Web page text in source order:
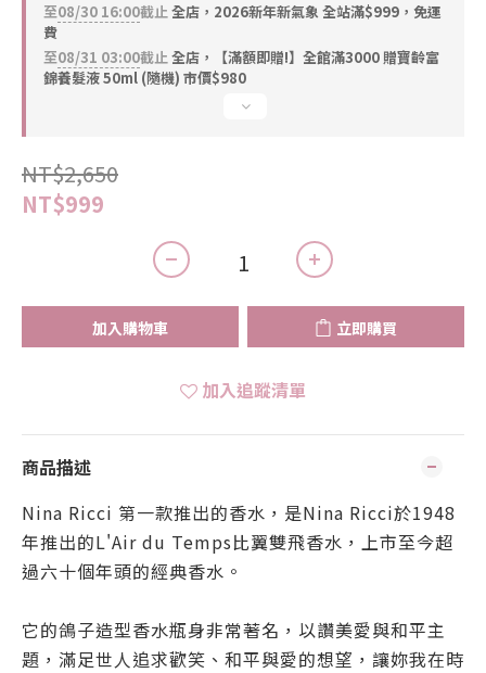
至08/30 16:00截止全店，2026新年新氣象 全站滿$999，免運
費
至08/31 03:00截止全店，【滿額即贈!】全館滿3000 贈寶齡富
錦養髮液 50ml (隨機) 市價$980
NT$2,650
NT$999
加入購物車 立即購買
加入追蹤清單
商品描述
Nina Ricci 第一款推出的香水，是Nina Ricci於1948
年推出的L'Air du Temps比翼雙飛香水，上市至今超
過六十個年頭的經典香水。
它的鴿子造型香水瓶身非常著名，以讚美愛與和平主
題，滿足世人追求歡笑、和平與愛的想望，讓妳我在時